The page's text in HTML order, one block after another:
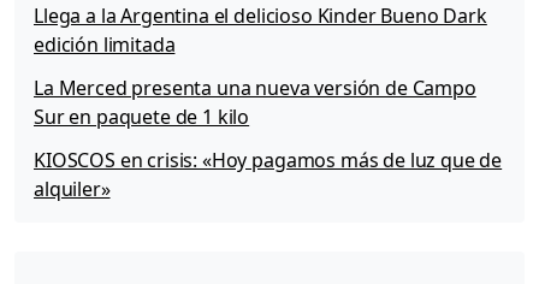
Llega a la Argentina el delicioso Kinder Bueno Dark
edición limitada
La Merced presenta una nueva versión de Campo
Sur en paquete de 1 kilo
KIOSCOS en crisis: «Hoy pagamos más de luz que de
alquiler»